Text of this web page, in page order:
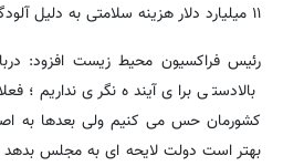
۱۱ میلیارد دلار هزینه سلامتی به دلیل آلودگی هواست.
رئیس فراکسیون محیط زیست افزود:
بالادستی برای آینده نگری نداریم؛
کشورمان حس می کنیم ولی بعدها به
بهتر است دولت لایحه ای به مجلس